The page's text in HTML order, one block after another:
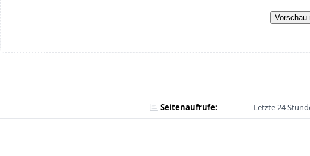
Vorschau
Seitenaufrufe: Letzte 24